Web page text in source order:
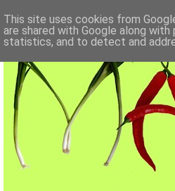
This site uses cookies from
are shared with Google along
statistics, and to detect and